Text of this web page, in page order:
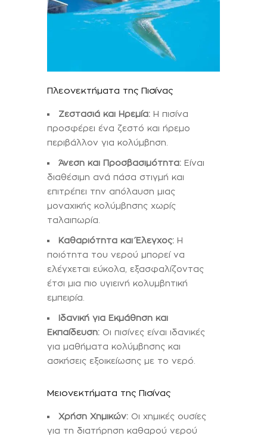
Πλεονεκτήματα της Πισίνας
Ζεστασιά και Ηρεμία: Η πισίνα
προσφέρει ένα ζεστό και ήρεμο
περιβάλλον για κολύμβηση.
Άνεση και Προσβασιμότητα: Είναι
διαθέσιμη ανά πάσα στιγμή και
επιτρέπει την απόλαυση μιας
μοναχικής κολύμβησης χωρίς
ταλαιπωρία.
Καθαριότητα και Έλεγχος: Η
ποιότητα του νερού μπορεί να
ελέγχεται εύκολα, εξασφαλίζοντας
έτσι μια πιο υγιεινή κολυμβητική
εμπειρία.
Ιδανική για Εκμάθηση και
Εκπαίδευση: Οι πισίνες είναι ιδανικές
για μαθήματα κολύμβησης και
ασκήσεις εξοικείωσης με το νερό.
Μειονεκτήματα της Πισίνας
Χρήση Χημικών: Οι χημικές ουσίες
για τη διατήρηση καθαρού νερού